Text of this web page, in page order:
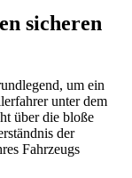
sicheren
um ein
unter dem
über die bloße
der
Fahrzeugs